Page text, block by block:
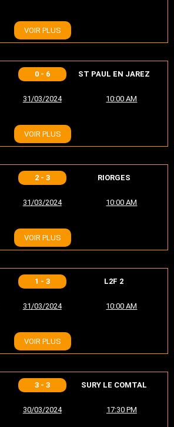
VOIR PLUS
0 - 6 ST PAUL EN JAREZ
31/03/2024 10:00 AM
VOIR PLUS
2 - 3 RIORGES
31/03/2024 10:00 AM
VOIR PLUS
1 - 3 L2F 2
31/03/2024 10:00 AM
VOIR PLUS
3 - 3 SURY LE COMTAL
30/03/2024 17:30 PM